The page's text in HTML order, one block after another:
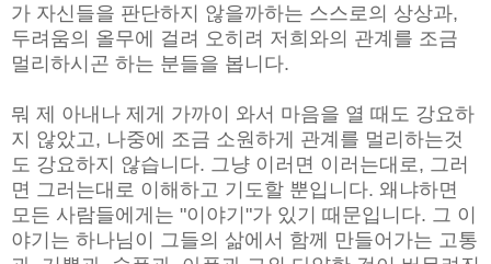
가 자신들을 판단하지 않을까하는 스스로의 상상과,
두려움의 올무에 걸려 오히려 저희와의 관계를 조금
멀리하시곤 하는 분들을 봅니다.
뭐 제 아내나 제게 가까이 와서 마음을 열 때도 강요하
지 않았고, 나중에 조금 소원하게 관계를 멀리하는것
도 강요하지 않습니다. 그냥 이러면 이러는대로, 그러
면 그러는대로 이해하고 기도할 뿐입니다. 왜냐하면
모든 사람들에게는 "이야기"가 있기 때문입니다. 그 이
야기는 하나님이 그들의 삶에서 함께 만들어가는 고통